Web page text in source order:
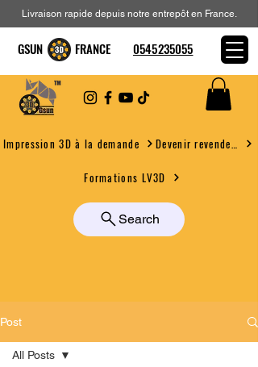
Impression 3D à la demande
Formations LV3D
Search
Livraison rapide depuis notre entrepôt en France.
GSUN FRANCE 0545235055
Post
All Posts